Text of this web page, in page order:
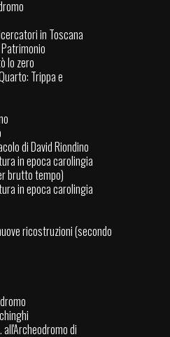
in Toscana
lo zero
Trippa e
di David Riondino
in epoca carolingia
brutto tempo)
in epoca carolingia
ricostruzioni (secondo
all'Archeodromo di